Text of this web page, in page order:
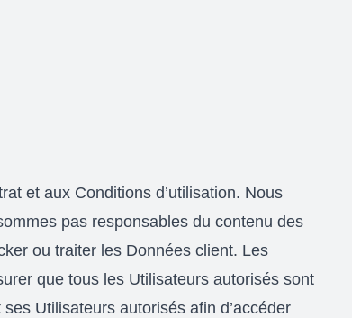
et aux Conditions d’utilisation. Nous
pas responsables du contenu des
ou traiter les Données client. Les
que tous les Utilisateurs autorisés sont
Utilisateurs autorisés afin d’accéder